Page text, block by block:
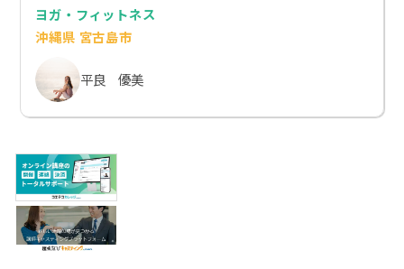
ヨガ・フィットネス
沖縄県 宮古島市
平良 優美